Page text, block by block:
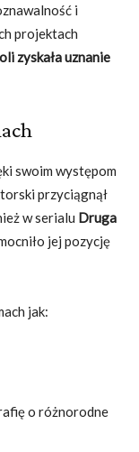
i
projektach
zyskała uznanie
swoim występom
przyciągnął
w serialu Druga
jej pozycję
jak:
o różnorodne